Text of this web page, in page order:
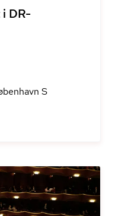
DR-
S